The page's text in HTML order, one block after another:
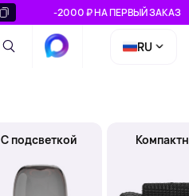
-2000 ₽ НА ПЕРВЫЙ ЗАКАЗ
RU
С подсветкой